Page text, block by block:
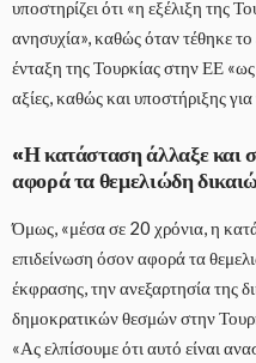
υποστηρίζει ότι «η εξέλιξη της
ανησυχία», καθώς όταν τέθηκε
ένταξη της Τουρκίας στην ΕΕ
αξίες, καθώς και υποστήριξης
«Η κατάσταση άλλαξε και
αφορά τα θεμελιώδη
Όμως, «μέσα σε 20 χρόνια, η
επιδείνωση όσον αφορά τα
έκφρασης, την ανεξαρτησία της
δημοκρατικών θεσμών στην
«Ας ελπίσουμε ότι αυτό είναι